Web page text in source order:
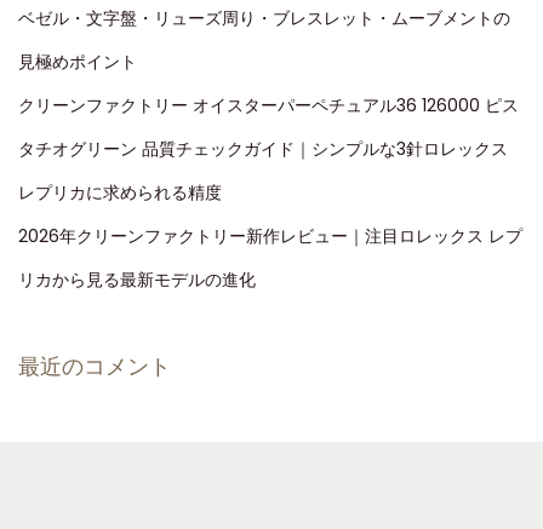
ベゼル・文字盤・リューズ周り・ブレスレット・ムーブメントの
見極めポイント
クリーンファクトリー オイスターパーペチュアル36 126000 ピス
タチオグリーン 品質チェックガイド｜シンプルな3針ロレックス
レプリカに求められる精度
2026年クリーンファクトリー新作レビュー｜注目ロレックス レプ
リカから見る最新モデルの進化
最近のコメント